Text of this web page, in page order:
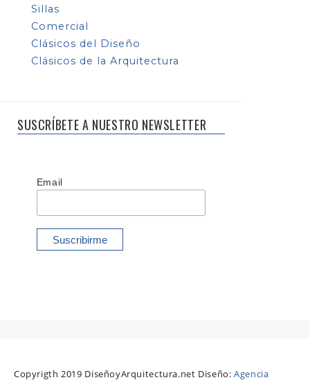
Sillas
Comercial
Clásicos del Diseño
Clásicos de la Arquitectura
SUSCRÍBETE A NUESTRO NEWSLETTER
Email
Copyrigth 2019 DiseñoyArquitectura.net Diseño:Agencia